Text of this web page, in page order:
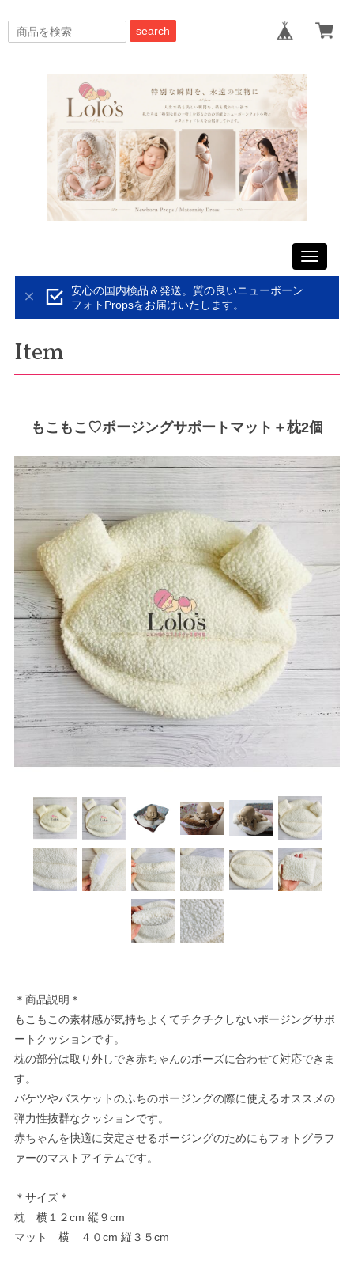
search
Toggle
安心の国内検品＆発送。質の良いニューボーン
フォトPropsをお届けいたします。
Item
もこもこ♡ポージングサポートマット＋枕2個
＊商品説明＊
もこもこの素材感が気持ちよくてチクチクしないポージングサポ
ートクッションです。
枕の部分は取り外しでき赤ちゃんのポーズに合わせて対応できま
す。
バケツやバスケットのふちのポージングの際に使えるオススメの
弾力性抜群なクッションです。
赤ちゃんを快適に安定させるポージングのためにもフォトグラフ
ァーのマストアイテムです。
＊サイズ＊
枕 横１２cm 縦９cm
マット 横 ４０cm 縦３５cm